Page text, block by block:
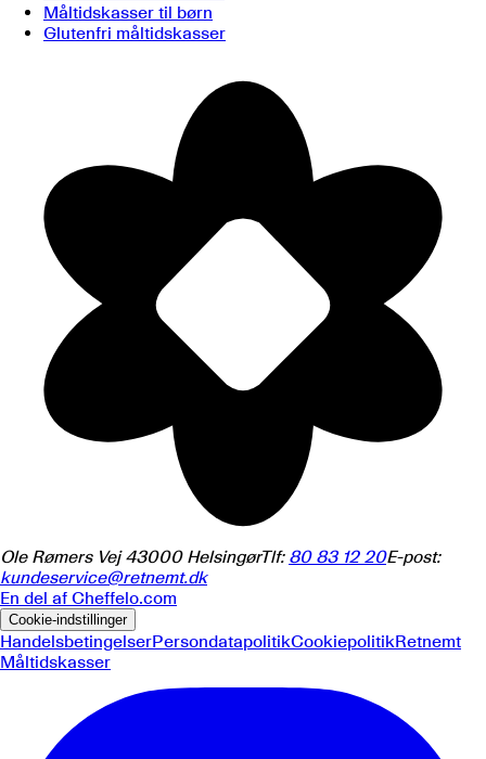
Måltidskasser til børn
Glutenfri måltidskasser
Ole Rømers Vej 43000 HelsingørTlf: 80 83 12 20E-post:
kundeservice@retnemt.dk
En del af Cheffelo.com
Cookie-indstillinger
HandelsbetingelserPersondatapolitikCookiepolitikRetnemt
Måltidskasser